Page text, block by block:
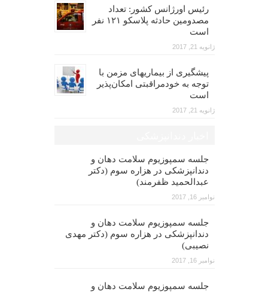
رئیس اورژانس کشور: تعداد
مصدومین حادثه پلاسکو ۱۲۱ نفر
است
ژانویه 21, 2017
پیشگیری از بیماریهای مزمن با
توجه به خودمراقبتی امکان‌پذیر
است
ژانویه 21, 2017
جلسه سمپوزیوم سلامت دهان و
دندانپزشکی در هزاره سوم (دکتر
عبدالحمید ظفرمند)
نوامبر 16, 2017
جلسه سمپوزیوم سلامت دهان و
دندانپزشکی در هزاره سوم (دکتر مهدی
نصیبی)
نوامبر 16, 2017
جلسه سمپوزیوم سلامت دهان و